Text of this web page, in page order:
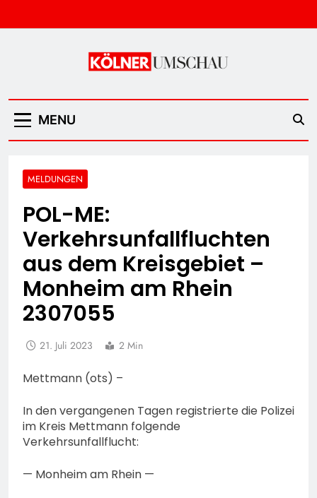
to
Kölner Umschau
MENU
MELDUNGEN
POL-ME:
Verkehrsunfallfluchten
aus dem Kreisgebiet –
Monheim am Rhein
2307055
21. Juli 2023 2 Min
Mettmann (ots) –
In den vergangenen Tagen registrierte die Polizei
im Kreis Mettmann folgende
Verkehrsunfallflucht:
— Monheim am Rhein —